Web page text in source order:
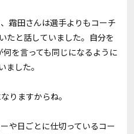
霜田さんは選手よりもコーチ
たと話していました。自分を
を言っても同じになるように
した。
りますからね。
や日ごとに仕切っているコー